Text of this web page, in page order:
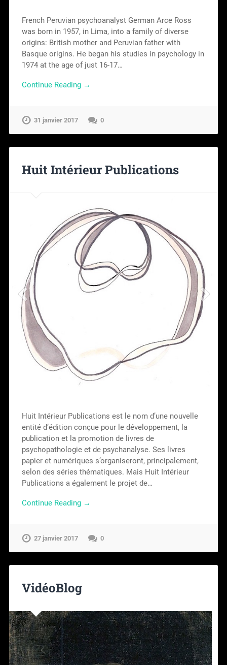
French Peruvian psychoanalyst German Arce Ross
was born in 1957, in Lima, into a family of diverse
origins: British mother and Peruvian father with
Basque origins. He began his studies in psychology in
1974 at the age of just 16-17…
Continue Reading →
31 janvier 2017 0
Huit Intérieur Publications
Huit Intérieur Publications est le nom d’une nouvelle
entité d’édition conçue pour le développement, la
publication et la promotion de livres de
psychopathologie et de psychanalyse. Ses livres
papier et numériques s’organiseront, principalement,
selon des séries thématiques. Mais Huit Intérieur
Publications a également le projet de…
Continue Reading →
27 janvier 2017 0
VidéoBlog